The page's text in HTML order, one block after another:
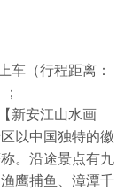
车（行程距离：
新安江山水画
以中国独特的徽
。沿途景点有九
鹰捕鱼、漳潭千